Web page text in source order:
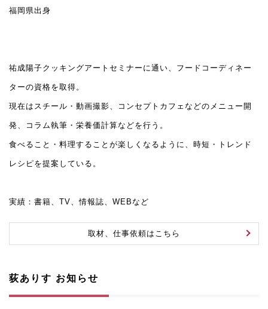
福岡県出身
祐成陽子クッキングアートセミナーに通い、フードコーディネー
ターの資格を取得。
現在はスチール・動画撮影、コンセプトカフェなどのメニュー開
発、コラム執筆・栄養価計算などを行う。
食べること・料理することが楽しくなるように、時短・トレンド
レシピを提案している。
実績：書籍、TV、情報誌、WEBなど
取材、仕事依頼はこちら
荻ありす お知らせ